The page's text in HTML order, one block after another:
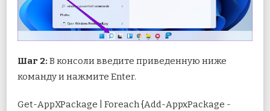
Шаг 2: В консоли введите приведенную ниже
команду и нажмите Enter.
Get-AppXPackage | Foreach {Add-AppxPackage -